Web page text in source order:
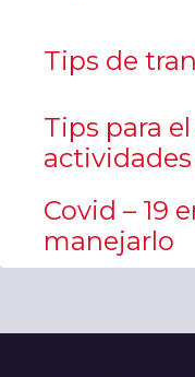
Tips de
Tips para
Covid – 19
manejarlo